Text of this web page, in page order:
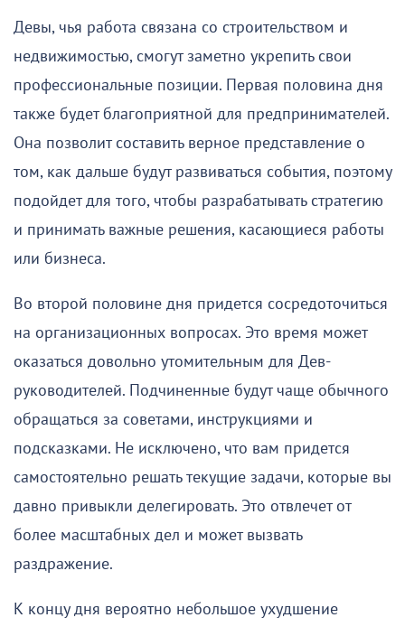
Девы, чья работа связана со строительством и
недвижимостью, смогут заметно укрепить свои
профессиональные позиции. Первая половина дня
также будет благоприятной для предпринимателей.
Она позволит составить верное представление о
том, как дальше будут развиваться события, поэтому
подойдет для того, чтобы разрабатывать стратегию
и принимать важные решения, касающиеся работы
или бизнеса.
Во второй половине дня придется сосредоточиться
на организационных вопросах. Это время может
оказаться довольно утомительным для Дев-
руководителей. Подчиненные будут чаще обычного
обращаться за советами, инструкциями и
подсказками. Не исключено, что вам придется
самостоятельно решать текущие задачи, которые вы
давно привыкли делегировать. Это отвлечет от
более масштабных дел и может вызвать
раздражение.
К концу дня вероятно небольшое ухудшение